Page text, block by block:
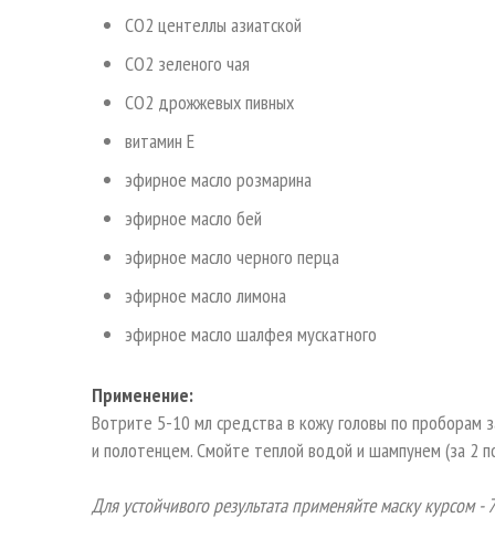
СО2 центеллы азиатской
CO2 зеленого чая
СО2 дрожжевых пивных
витамин Е
эфирное масло розмарина
эфирное масло бей
эфирное масло черного перца
эфирное масло лимона
эфирное масло шалфея мускатного
Применение:
Вотрите 5-10 мл средства в кожу головы по проборам
и полотенцем.Смойте теплой водой и шампунем (за 2
Для устойчивого результата применяйте маску курсом